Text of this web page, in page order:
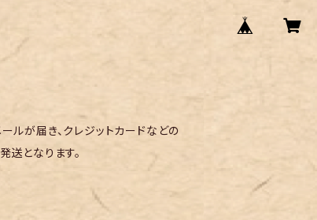
が届き、クレジットカードなどの
となります。